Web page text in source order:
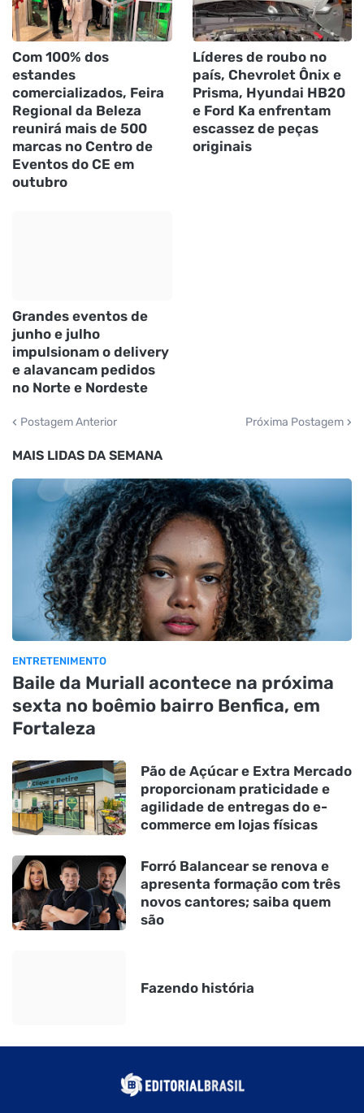
Com 100% dos
estandes
comercializados, Feira
Regional da Beleza
reunirá mais de 500
marcas no Centro de
Eventos do CE em
outubro
Líderes de roubo no
país, Chevrolet Ônix e
Prisma, Hyundai HB20
e Ford Ka enfrentam
escassez de peças
originais
Grandes eventos de
junho e julho
impulsionam o delivery
e alavancam pedidos
no Norte e Nordeste
Postagem Anterior Próxima Postagem
MAIS LIDAS DA SEMANA
ENTRETENIMENTO
Baile da Muriall acontece na próxima
sexta no boêmio bairro Benfica, em
Fortaleza
Pão de Açúcar e Extra Mercado
proporcionam praticidade e
agilidade de entregas do e-
commerce em lojas físicas
Forró Balancear se renova e
apresenta formação com três
novos cantores; saiba quem
são
Fazendo história